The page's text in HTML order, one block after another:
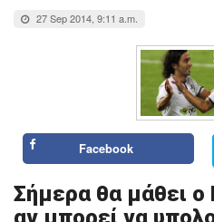
27 Sep 2014, 9:11 a.m.
Facebook
Σήμερα θα μάθει